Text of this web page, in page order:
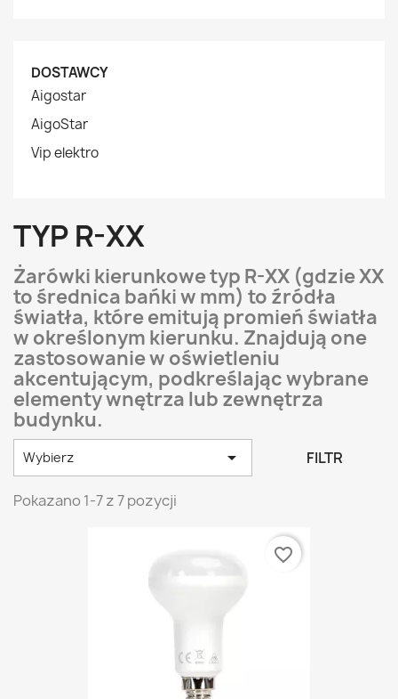
DOSTAWCY
Aigostar
AigoStar
Vip elektro
TYP R-XX
Żarówki kierunkowe typ R-XX (gdzie XX
to średnica bańki w mm) to źródła
światła, które emitują promień światła
w określonym kierunku. Znajdują one
zastosowanie w oświetleniu
akcentującym, podkreślając wybrane
elementy wnętrza lub zewnętrza
budynku.
Wybierz  FILTR
Pokazano 1-7 z 7 pozycji
favorite_border